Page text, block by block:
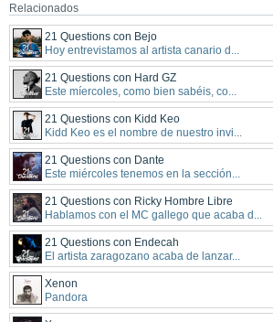
Relacionados
21 Questions con Bejo
Hoy entrevistamos al artista canario d...
21 Questions con Hard GZ
Este míercoles, como bien sabéis, co...
21 Questions con Kidd Keo
Kidd Keo es el nombre de nuestro invi...
21 Questions con Dante
Este miércoles tenemos en la sección...
21 Questions con Ricky Hombre Libre
Hablamos con el MC gallego que acaba d...
21 Questions con Endecah
El artista zaragozano acaba de lanzar...
Xenon
Pandora